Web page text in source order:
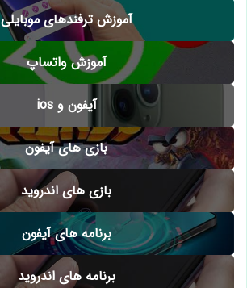
آموزش ترفندهای موبایلی
آموزش واتساپ
آیفون و ios
بازی های آیفون
بازی های اندروید
برنامه های آیفون
برنامه های اندروید